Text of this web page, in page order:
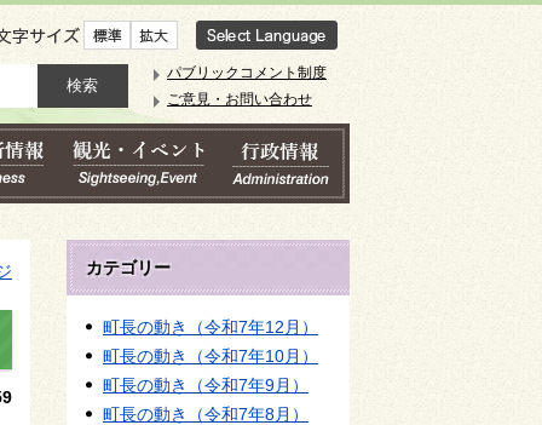
文字サイズ
パブリックコメント制度
ご意見・お問い合わせ
カテゴリー
町長の動き（令和7年12月）
町長の動き（令和7年10月）
町長の動き（令和7年9月）
町長の動き（令和7年8月）